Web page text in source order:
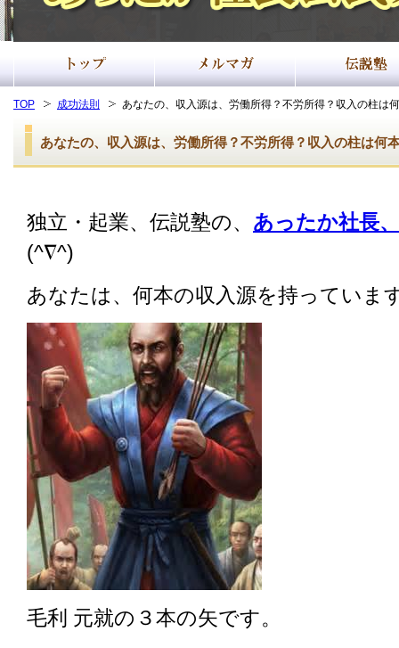
TOP 成功法則 あなたの、収入源は、労働所得？不労所得？収入の柱は
あなたの、収入源は、労働所得？不労所得？収入の柱は何
独立・起業、伝説塾の、 あったか社長
(^∇^)
あなたは、何本の収入源を持っていま
毛利 元就の３本の矢です。